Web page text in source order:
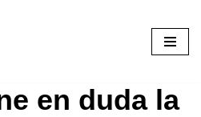
en duda la